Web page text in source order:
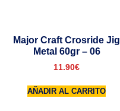
Major Craft Crosride Jig
Metal 60gr – 06
11.90€
AÑADIR AL CARRITO